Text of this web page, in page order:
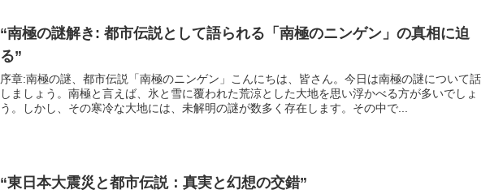
“南極の謎解き: 都市伝説として語られる「南極のニンゲン」の真相に迫
る”
序章:南極の謎、都市伝説「南極のニンゲン」こんにちは、皆さん。今日は南極の謎について話
しましょう。南極と言えば、氷と雪に覆われた荒涼とした大地を思い浮かべる方が多いでしょ
う。しかし、その寒冷な大地には、未解明の謎が数多く存在します。その中で...
“東日本大震災と都市伝説：真実と幻想の交錯”